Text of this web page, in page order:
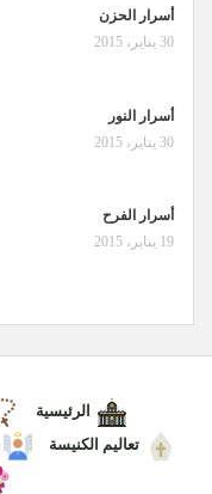
أسرار الحزن
30 يناير، 2015
أسرار النور
30 يناير، 2015
أسرار الفرح
19 يناير، 2015
الرئيسية
تعاليم الكنيسة